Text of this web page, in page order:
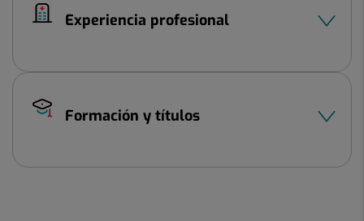
Experiencia profesional
Formación y títulos